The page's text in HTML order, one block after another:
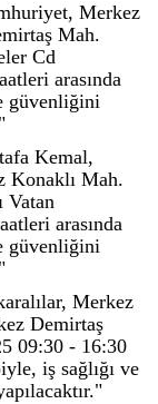
Merkez
Mah.
Cd
arasında
güvenliğini
Kemal,
Konaklı Mah.
Vatan
arasında
güvenliğini
Merkez
Demirtaş
09:30 - 16:30
iş sağlığı ve